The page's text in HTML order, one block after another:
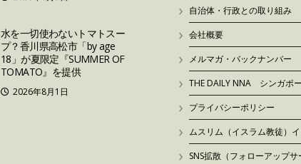
水を一切使わないトマトスー
プ？香川県高松市「by age
18」が夏限定『SUMMER OF
TOMATO』を提供
2026年8月1日
自治体・行政との取り組み
会社概要
メルマガ・バックナンバー
THE DAILY NNA シンガポ
プライバシーポリシー
ムスリム（イスラム教徒）
SNS拡散（フォローアップサ